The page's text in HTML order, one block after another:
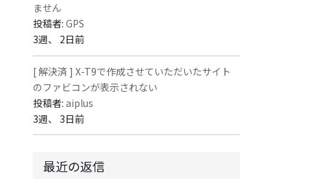
ません
投稿者:GPS
3週、 2日前
[ 解決済 ] X-T9で作成させていただいたサイト
のファビコンが表示されない
投稿者:aiplus
3週、 3日前
最近の返信